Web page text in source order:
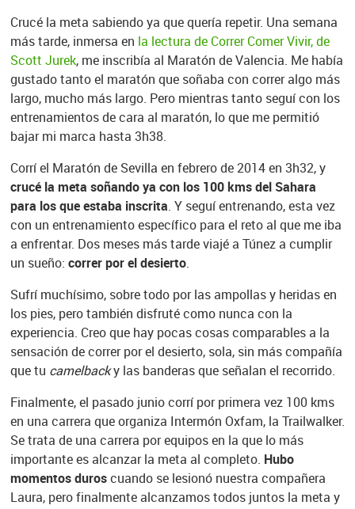
Crucé la meta sabiendo ya que quería repetir. Una semana
más tarde, inmersa en la lectura de Correr Comer Vivir, de
Scott Jurek, me inscribía al Maratón de Valencia. Me había
gustado tanto el maratón que soñaba con correr algo más
largo, mucho más largo. Pero mientras tanto seguí con los
entrenamientos de cara al maratón, lo que me permitió
bajar mi marca hasta 3h38.
Corrí el Maratón de Sevilla en febrero de 2014 en 3h32, y
crucé la meta soñando ya con los 100 kms del Sahara
para los que estaba inscrita. Y seguí entrenando, esta vez
con un entrenamiento específico para el reto al que me iba
a enfrentar. Dos meses más tarde viajé a Túnez a cumplir
un sueño: correr por el desierto.
Sufrí muchísimo, sobre todo por las ampollas y heridas en
los pies, pero también disfruté como nunca con la
experiencia. Creo que hay pocas cosas comparables a la
sensación de correr por el desierto, sola, sin más compañía
que tu camelbacky las banderas que señalan el recorrido.
Finalmente, el pasado junio corrí por primera vez 100 kms
en una carrera que organiza Intermón Oxfam, la Trailwalker.
Se trata de una carrera por equipos en la que lo más
importante es alcanzar la meta al completo. Hubo
momentos duroscuando se lesionó nuestra compañera
Laura, pero finalmente alcanzamos todos juntos la meta y